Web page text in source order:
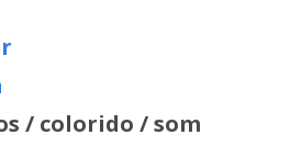
/ colorido / som